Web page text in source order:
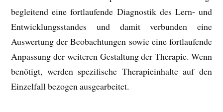
begleitend eine fortlaufende Diagnostik des Lern- und
Entwicklungsstandes und damit verbunden eine
Auswertung der Beobachtungen sowie eine fortlaufende
Anpassung der weiteren Gestaltung der Therapie. Wenn
benötigt, werden spezifische Therapieinhalte auf den
Einzelfall bezogen ausgearbeitet.